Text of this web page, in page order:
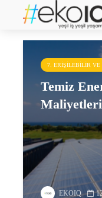
BNEF
7. ERIŞILEBILIR VE
Temiz
EKOIQ